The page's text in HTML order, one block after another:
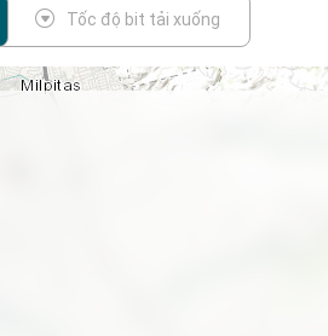
Tốc độ bit tải xuống